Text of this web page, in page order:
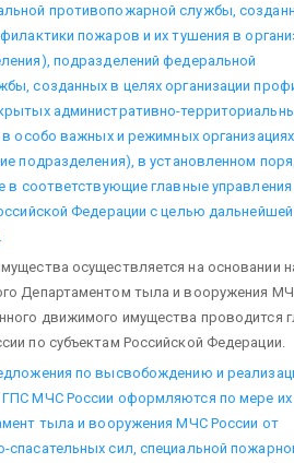
противопожарной службы,
пожаров и их тушения в
подразделений федеральной
созданных в целях организации
административно-
особо важных и режимных организациях
подразделения), в установленном
в соответствующие главные
Федерации с целью дальнейшей
осуществляется на основании
Департаментом тыла и вооружения
движимого имущества проводится
по субъектам Российской Федерации.
по высвобождению и
МЧС России оформляются по мере их
тыла и вооружения МЧС России от
спасательных сил, специальной